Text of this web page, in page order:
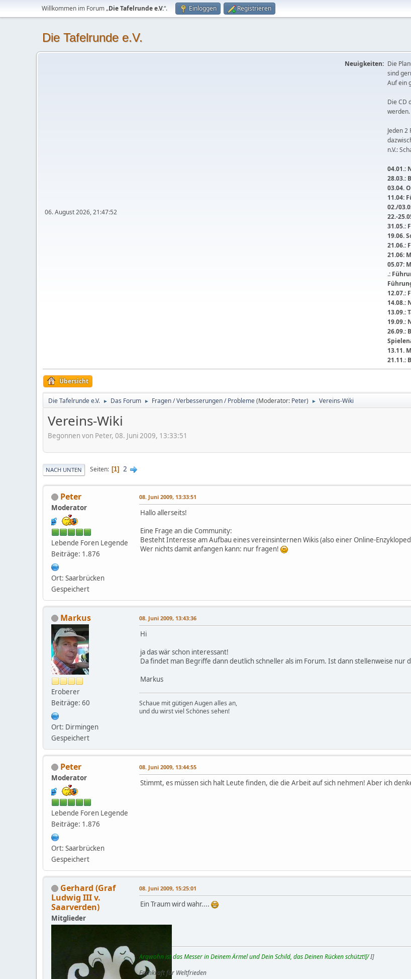
Willkommen im Forum „Die Tafelrunde e.V.“. Einloggen Registrieren
Die Tafelrunde e.V.
06. August 2026, 21:47:52
Neuigkeiten: Die
sind
Auf ein
Die CD
werden.
Jeden
n.V.:
04.01.:
28.03.:
03.04.
11.04:
02./
22.-
31.05.:
19.06.
21.06.:
21.06:
05.07:
.:
12.07.:
14.08.:
13.09.:
19.09.:
26.09.:
13.11.
21.11.:
Übersicht
Die Tafelrunde e.V. ► Das Forum ► Fragen / Verbesserungen / Probleme(Moderator: Peter) ► Vereins-Wiki
Vereins-Wiki
Begonnen von Peter, 08. Juni 2009, 13:33:51
NACH UNTEN Seiten 1 2
Peter
Moderator
Lebende Foren Legende
Beiträge: 1.876
Ort: Saarbrücken
Gespeichert
08. Juni 2009, 13:33:51
Hallo allerseits!
Eine Frage an die Community:
Besteht Interesse am Aufbau eines vereinsinternen Wikis (also einer Online-
Wer nichts damit anfangen kann: nur fragen!
Markus
Eroberer
Beiträge: 60
Ort: Dirmingen
Gespeichert
08. Juni 2009, 13:43:36
Hi
ja das wär schon interessant!
Da findet man Begriffe dann deutlich schneller als im Forum. Ist dann stellenweise nur
Markus
Schaue mit gütigen Augen alles an,
und du wirst viel Schönes sehen!
Peter
Moderator
Lebende Foren Legende
Beiträge: 1.876
Ort: Saarbrücken
Gespeichert
08. Juni 2009, 13:44:55
Stimmt, es müssen sich halt Leute finden, die die Arbeit auf sich nehmen! Aber ich
Gerhard (Graf
Ludwig III v.
Saarverden)
Mitglieder
08. Juni 2009, 15:25:01
Ein Traum wird wahr....
Argwohn ist das Messer in Deinem Ärmel und Dein Schild, das Deinen Rücken schützt![/I]
Fachkraft für Weltfrieden